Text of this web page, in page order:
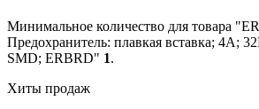
Минимальное количество для товара
Предохранитель: плавкая вставка; 4А;
SMD; ERBRD" 1.
Хиты продаж